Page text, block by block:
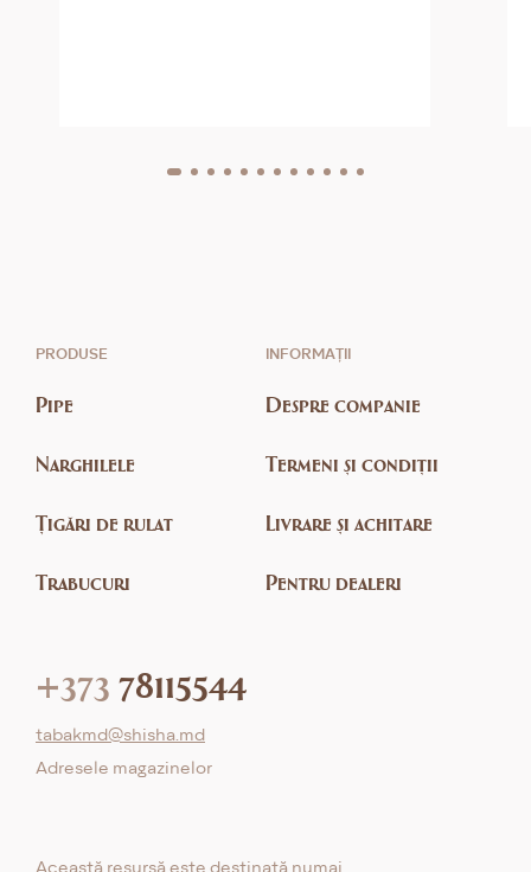
PRODUSE
Pipe
Narghilele
Țigări de rulat
Trabucuri
INFORMAȚII
Despre companie
Termeni și condiții
Livrare și achitare
Pentru dealeri
+373 78115544
tabakmd@shisha.md
Adresele magazinelor
Această resursă este destinată numai